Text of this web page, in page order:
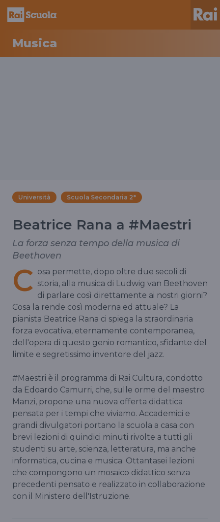
Musica
Università Scuola Secondaria 2°
Beatrice Rana a #Maestri
La forza senza tempo della musica di
Beethoven
C osa permette, dopo oltre due secoli di
storia, alla musica di Ludwig van Beethoven
di parlare così direttamente ai nostri giorni?
Cosa la rende così moderna ed attuale? La
pianista Beatrice Rana ci spiega la straordinaria
forza evocativa, eternamente contemporanea,
dell'opera di questo genio romantico, sfidante del
limite e segretissimo inventore del jazz.
#Maestri è il programma di Rai Cultura, condotto
da Edoardo Camurri, che, sulle orme del maestro
Manzi, propone una nuova offerta didattica
pensata per i tempi che viviamo. Accademici e
grandi divulgatori portano la scuola a casa con
brevi lezioni di quindici minuti rivolte a tutti gli
studenti su arte, scienza, letteratura, ma anche
informatica, cucina e musica. Ottantasei lezioni
che compongono un mosaico didattico senza
precedenti pensato e realizzato in collaborazione
con il Ministero dell'Istruzione.